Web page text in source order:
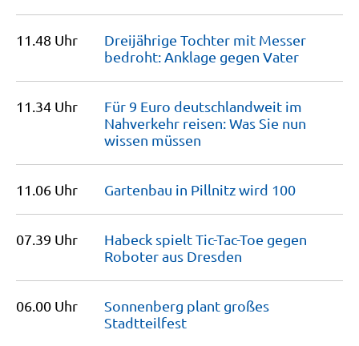
11.48 Uhr
Dreijährige Tochter mit Messer
bedroht: Anklage gegen Vater
11.34 Uhr
Für 9 Euro deutschlandweit im
Nahverkehr reisen: Was Sie nun
wissen müssen
11.06 Uhr Gartenbau in Pillnitz wird 100
07.39 Uhr
Habeck spielt Tic-Tac-Toe gegen
Roboter aus Dresden
06.00 Uhr
Sonnenberg plant großes
Stadtteilfest